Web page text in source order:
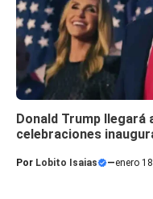
Donald Trump llegará
celebraciones
Por Lobito Isaias —enero